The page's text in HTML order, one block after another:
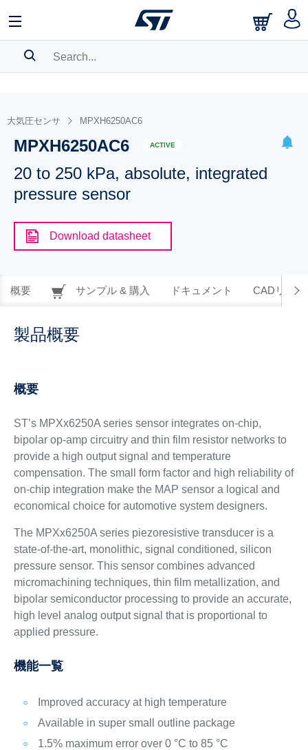
BOOKMARK
Pleaselog into show your saved searches.
大気圧センサ MPXH6250AC6
MPXH6250AC6 ACTIVE
20 to 250 kPa, absolute, integrated
pressure sensor
Download datasheet
概要 サンプル & 購入 ドキュメント CADリソー
製品概要
概要
ST’s MPXx6250A series sensor integrates on-chip,
bipolar op-amp circuitry and thin film resistor networks to
provide a high output signal and temperature
compensation. The small form factor and high reliability of
on-chip integration make the MAP sensor a logical and
economical choice for automotive system designers.
The MPXx6250A series piezoresistive transducer is a
state-of-the-art, monolithic, signal conditioned, silicon
pressure sensor. This sensor combines advanced
micromachining techniques, thin film metallization, and
bipolar semiconductor processing to provide an accurate,
high level analog output signal that is proportional to
applied pressure.
機能一覧
Improved accuracy at high temperature
Available in super small outline package
1.5% maximum error over 0 °C to 85 °C